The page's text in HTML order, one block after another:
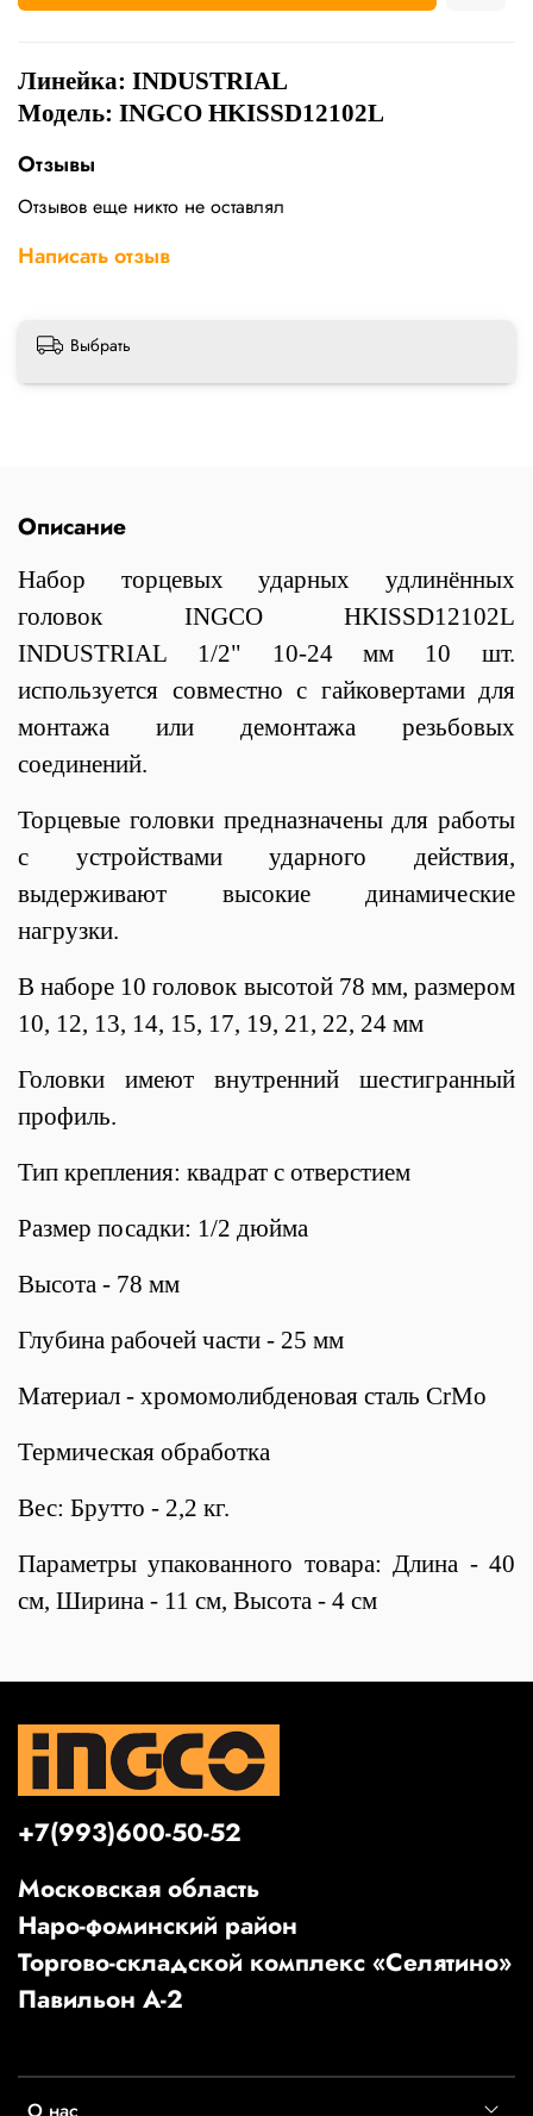
Линейка: INDUSTRIAL
Модель: INGCO HKISSD12102L
Отзывы
Отзывов еще никто не оставлял
Написать отзыв
Выбрать
Описание
Набор торцевых ударных удлинённых
головок INGCO HKISSD12102L
INDUSTRIAL 1/2" 10-24 мм 10 шт.
используется совместно с гайковертами для
монтажа или демонтажа резьбовых
соединений.
Торцевые головки предназначены для работы
с устройствами ударного действия,
выдерживают высокие динамические
нагрузки.
В наборе 10 головок высотой 78 мм, размером
10, 12, 13, 14, 15, 17, 19, 21, 22, 24 мм
Головки имеют внутренний шестигранный
профиль.
Тип крепления: квадрат с отверстием
Размер посадки: 1/2 дюйма
Высота - 78 мм
Глубина рабочей части - 25 мм
Материал - хромомолибденовая сталь CrMo
Термическая обработка
Вес: Брутто - 2,2 кг.
Параметры упакованного товара: Длина - 40
см, Ширина - 11 см, Высота - 4 см
О нас
+7(993)600-50-52
Московская область
Наро-фоминский район
Торгово-складской комплекс «Селятино»
Павильон А-2